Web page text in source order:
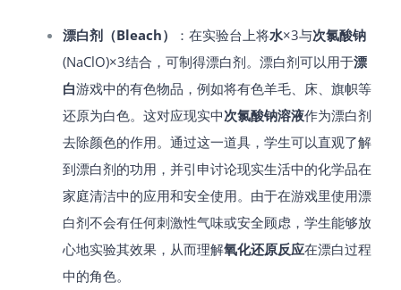
漂白剂（Bleach） ：在实验台上将水×3与次氯酸钠
(NaClO)×3结合，可制得漂白剂​。漂白剂可以用于漂
白游戏中的有色物品，例如将有色羊毛、床、旗帜等
还原为白色​。这对应现实中次氯酸钠溶液作为漂白剂
去除颜色的作用。通过这一道具，学生可以直观了解
到漂白剂的功用，并引申讨论现实生活中的化学品在
家庭清洁中的应用和安全使用。由于在游戏里使用漂
白剂不会有任何刺激性气味或安全顾虑，学生能够放
心地实验其效果，从而理解氧化还原反应在漂白过程
中的角色。